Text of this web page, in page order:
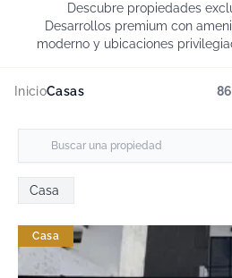
Descubre propiedades
Desarrollos premium con
moderno y ubicaciones
InicioCasas 86
Casa
Casa